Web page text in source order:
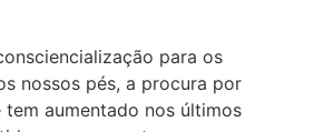
para os
nossos pés, a procura por
tem aumentado nos últimos